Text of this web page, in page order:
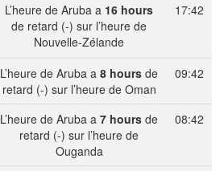
L’heure de Aruba a 16 hours
de retard (-) sur l’heure de
Nouvelle-Zélande
17:42
L’heure de Aruba a 8 hours de
retard (-) sur l’heure de Oman
09:42
L’heure de Aruba a 7 hours de
retard (-) sur l’heure de
Ouganda
08:42